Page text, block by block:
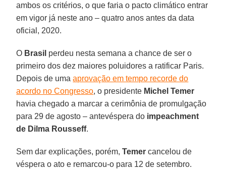
ambos os critérios, o que faria o pacto climático entrar
em vigor já neste ano – quatro anos antes da data
oficial, 2020.
O Brasil perdeu nesta semana a chance de ser o
primeiro dos dez maiores poluidores a ratificar Paris.
Depois de umaaprovação em tempo recorde do
acordo no Congresso, o presidente Michel Temer
havia chegado a marcar a cerimônia de promulgação
para 29 de agosto – antevéspera do impeachment
de Dilma Rousseff.
Sem dar explicações, porém,Temer cancelou de
véspera o ato e remarcou-o para 12 de setembro.